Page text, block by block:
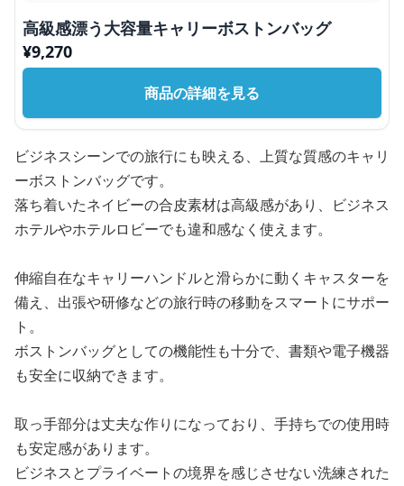
高級感漂う大容量キャリーボストンバッグ
¥9,270
商品の詳細を見る
ビジネスシーンでの旅行にも映える、上質な質感のキャリ
ーボストンバッグです。
落ち着いたネイビーの合皮素材は高級感があり、ビジネス
ホテルやホテルロビーでも違和感なく使えます。
伸縮自在なキャリーハンドルと滑らかに動くキャスターを
備え、出張や研修などの旅行時の移動をスマートにサポー
ト。
ボストンバッグとしての機能性も十分で、書類や電子機器
も安全に収納できます。
取っ手部分は丈夫な作りになっており、手持ちでの使用時
も安定感があります。
ビジネスとプライベートの境界を感じさせない洗練された